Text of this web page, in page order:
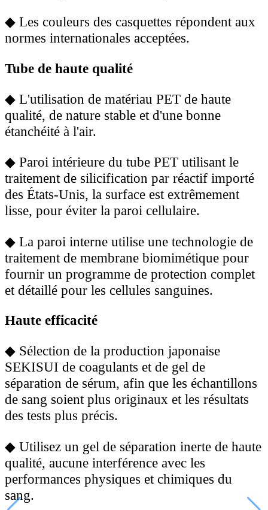
◆ Les couleurs des casquettes répondent aux
normes internationales acceptées.
Tube de haute qualité
◆ L'utilisation de matériau PET de haute
qualité, de nature stable et d'une bonne
étanchéité à l'air.
◆ Paroi intérieure du tube PET utilisant le
traitement de silicification par réactif importé
des États-Unis, la surface est extrêmement
lisse, pour éviter la paroi cellulaire.
◆ La paroi interne utilise une technologie de
traitement de membrane biomimétique pour
fournir un programme de protection complet
et détaillé pour les cellules sanguines.
Haute efficacité
◆ Sélection de la production japonaise
SEKISUI de coagulants et de gel de
séparation de sérum, afin que les échantillons
de sang soient plus originaux et les résultats
des tests plus précis.
◆ Utilisez un gel de séparation inerte de haute
qualité, aucune interférence avec les
performances physiques et chimiques du
sang.